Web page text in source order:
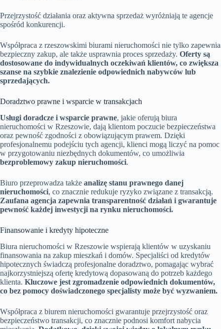
Przejrzystość działania oraz aktywna sprzedaż wyróżniają te agencje
spośród konkurencji.
Współpraca z rzeszowskimi biurami nieruchomości nie tylko zapewnia
bezpieczny zakup, ale także usprawnia proces sprzedaży. Oferty są
dostosowane do indywidualnych oczekiwań klientów, co zwiększa
szanse na szybkie znalezienie odpowiednich nabywców lub
sprzedających.
Doradztwo prawne i wsparcie w transakcjach
Usługi doradcze i wsparcie prawne, jakie oferują biura
nieruchomości w Rzeszowie, dają klientom poczucie bezpieczeństwa
oraz pewność zgodności z obowiązującym prawem. Dzięki
profesjonalnemu podejściu tych agencji, klienci mogą liczyć na pomoc
w przygotowaniu niezbędnych dokumentów, co umożliwia
bezproblemowy zakup nieruchomości.
Biuro przeprowadza także analizę stanu prawnego danej
nieruchomości, co znacznie redukuje ryzyko związane z transakcją.
Zaufana agencja zapewnia transparentność działań i gwarantuje
pewność każdej inwestycji na rynku nieruchomości.
Finansowanie i kredyty hipoteczne
Biura nieruchomości w Rzeszowie wspierają klientów w uzyskaniu
finansowania na zakup mieszkań i domów. Specjaliści od kredytów
hipotecznych świadczą profesjonalne doradztwo, pomagając wybrać
najkorzystniejszą ofertę kredytową dopasowaną do potrzeb każdego
klienta. Kluczowe jest zgromadzenie odpowiednich dokumentów,
co bez pomocy doświadczonego specjalisty może być wyzwaniem.
Współpraca z biurem nieruchomości gwarantuje przejrzystość oraz
bezpieczeństwo transakcji, co znacznie podnosi komfort nabycia